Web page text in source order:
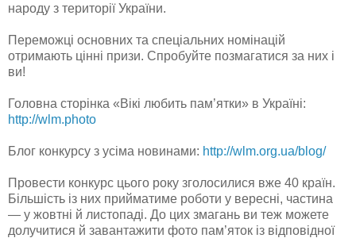
народу з території України.
Переможці основних та спеціальних номінацій
отримають цінні призи. Спробуйте позмагатися за них і
ви!
Головна сторінка «Вікі любить пам’ятки» в Україні:
http://wlm.photo
Блог конкурсу з усіма новинами: http://wlm.org.ua/blog/
Провести конкурс цього року зголосилися вже 40 країн.
Більшість із них прийматиме роботи у вересні, частина
— у жовтні й листопаді. До цих змагань ви теж можете
долучитися й завантажити фото пам’яток із відповідної